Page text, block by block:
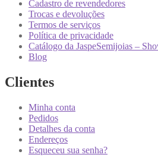
Cadastro de revendedores
Trocas e devoluções
Termos de serviços
Política de privacidade
Catálogo da JaspeSemijoias –
Blog
Clientes
Minha conta
Pedidos
Detalhes da conta
Endereços
Esqueceu sua senha?